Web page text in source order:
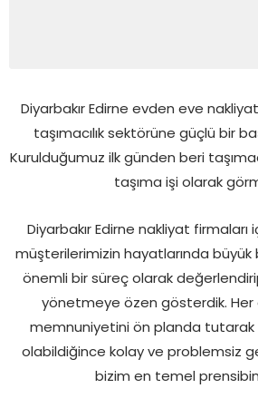
Diyarbakır Edirne evden eve
taşımacılık sektörüne güçlü bir
Kurulduğumuz ilk günden beri
taşıma işi olarak
Diyarbakır Edirne nakliyat firmaları
müşterilerimizin hayatlarında büyük
önemli bir süreç olarak
yönetmeye özen gösterdik. Her
memnuniyetini ön planda tutarak
olabildiğince kolay ve problemsiz
bizim en temel